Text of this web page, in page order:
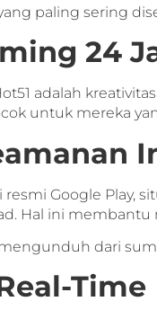
paling sering
24
adalah
untuk mereka
Google Play,
Hal ini membantu
dari
Time